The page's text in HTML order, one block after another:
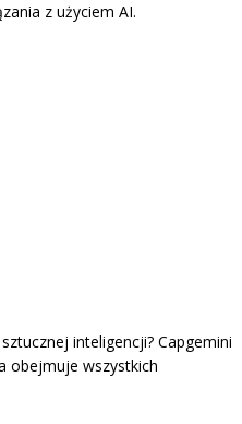
z użyciem AI.
inteligencji? Capgemini
obejmuje wszystkich